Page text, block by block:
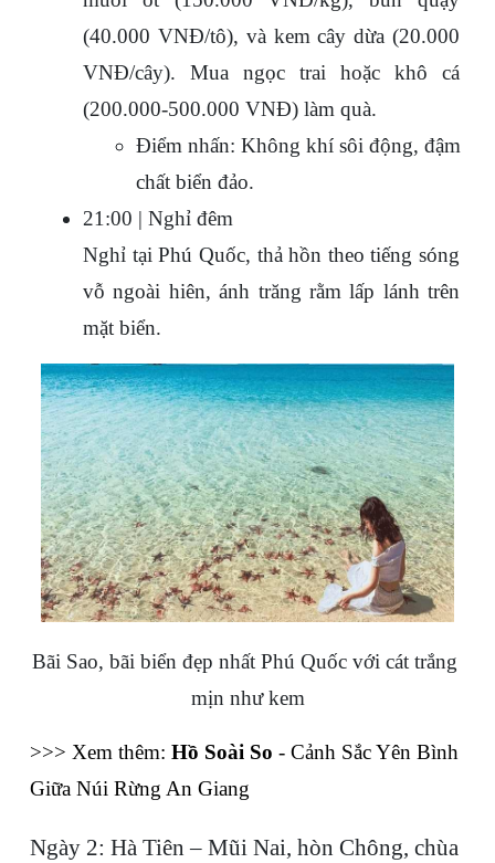
(40.000 VNĐ/tô), và kem cây dừa (20.000
VNĐ/cây). Mua ngọc trai hoặc khô cá
(200.000-500.000 VNĐ) làm quà.
Điểm nhấn: Không khí sôi động, đậm
chất biển đảo.
21:00 | Nghỉ đêm
Nghỉ tại Phú Quốc, thả hồn theo tiếng sóng
vỗ ngoài hiên, ánh trăng rằm lấp lánh trên
mặt biển.
Bãi Sao, bãi biển đẹp nhất Phú Quốc với cát trắng
mịn như kem
>>> Xem thêm: Hồ Soài So - Cảnh Sắc Yên Bình
Giữa Núi Rừng An Giang
Ngày 2: Hà Tiên – Mũi Nai, hòn Chông, chùa